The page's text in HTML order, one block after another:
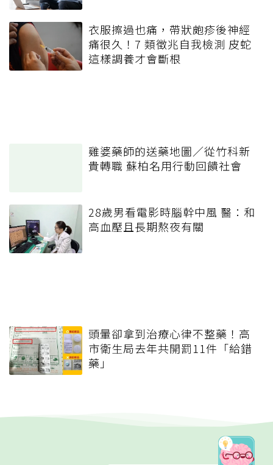
衣服擦過也痛，帶狀皰疹後神經
痛很久！7 類徵兆自我檢測 皮蛇
這樣調養才會斷根
雞婆藥師的送藥地圖／從竹科新
貴轉職 蘇柏名用行動回饋社會
28歲男看電影時腦幹中風 醫：和
高血壓且長期熬夜有關
頭暈卻拿到治療心律不整藥！高
市衛生局去年共開罰11件「給錯
藥」